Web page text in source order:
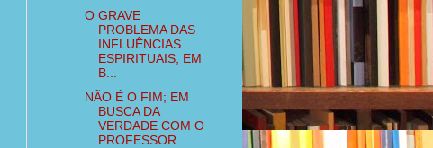
O GRAVE
PROBLEMA DAS
INFLUÊNCIAS
ESPIRITUAIS; EM
B...
NÃO É O FIM; EM
BUSCA DA
VERDADE COM O
PROFESSOR